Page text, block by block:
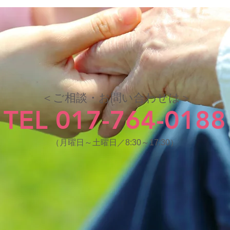
＜ご相談・お問い合わせは＞
TEL 017-764-0188
（月曜日～土曜日／8:30～17:30）